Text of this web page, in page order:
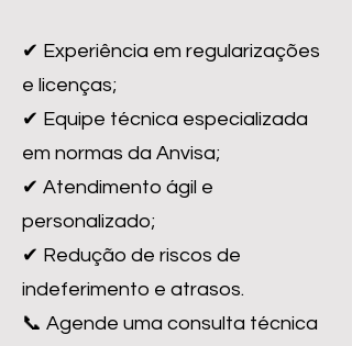
✔ Experiência em regularizações
e licenças;
✔ Equipe técnica especializada
em normas da Anvisa;
✔ Atendimento ágil e
personalizado;
✔ Redução de riscos de
indeferimento e atrasos.
📞 Agende uma consulta técnica